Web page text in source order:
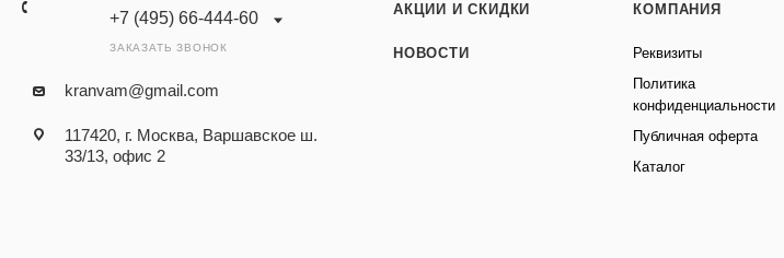
+7 (495) 66-444-60
ЗАКАЗАТЬ ЗВОНОК
kranvam@gmail.com
117420, г. Москва, Варшавское ш.
33/13, офис 2
АКЦИИ И СКИДКИ
НОВОСТИ
КОМПАНИЯ
Реквизиты
Политика
конфиденциальности
Публичная оферта
Каталог